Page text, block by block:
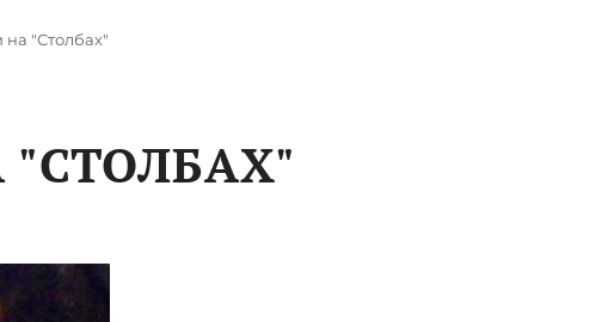
на "Столбах"